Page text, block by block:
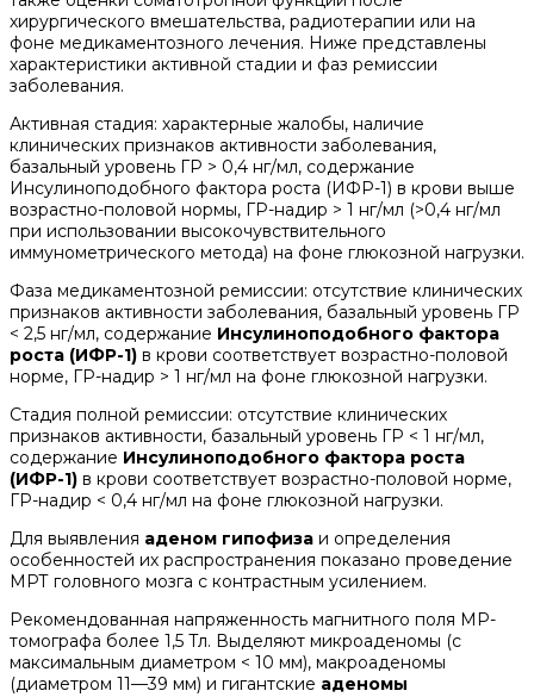
хирургического вмешательства, радиотерапии или на
фоне медикаментозного лечения. Ниже представлены
характеристики активной стадии и фаз ремиссии
заболевания.
Активная стадия: характерные жалобы, наличие
клинических признаков активности заболевания,
базальный уровень ГР > 0,4 нг/мл, содержание
Инсулиноподобного фактора роста (ИФР-1) в крови выше
возрастно-половой нормы, ГР-надир > 1 нг/мл (>0,4 нг/мл
при использовании высокочувствительного
иммунометрического метода) на фоне глюкозной нагрузки.
Фаза медикаментозной ремиссии: отсутствие клинических
признаков активности заболевания, базальный уровень ГР
< 2,5 нг/мл, содержание Инсулиноподобного фактора
роста (ИФР-1) в крови соответствует возрастно-половой
норме, ГР-надир > 1 нг/мл на фоне глюкозной нагрузки.
Стадия полной ремиссии: отсутствие клинических
признаков активности, базальный уровень ГР < 1 нг/мл,
содержание Инсулиноподобного фактора роста
(ИФР-1) в крови соответствует возрастно-половой норме,
ГР-надир < 0,4 нг/мл на фоне глюкозной нагрузки.
Для выявления аденом гипофиза и определения
особенностей их распространения показано проведение
МРТ головного мозга с контрастным усилением.
Рекомендованная напряженность магнитного поля МР-
томографа более 1,5 Тл. Выделяют микроаденомы (с
максимальным диаметром < 10 мм), макроаденомы
(диаметром 11—39 мм) и гигантские аденомы